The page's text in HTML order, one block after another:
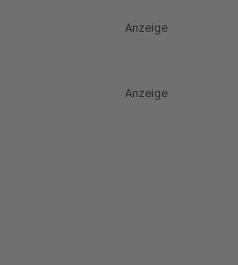
Anzeige
Anzeige